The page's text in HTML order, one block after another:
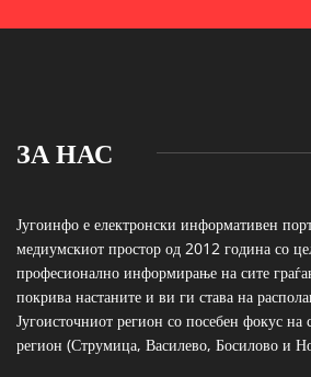
ЗА НАС
Југоинфо е електронски информативен
медиумскиот простор од 2012 година со
професионално информирање на сите
покрива настаните и ви ги става на
Југоисточниот регион со посебен фокус
регион (Струмица, Василево, Босилово и